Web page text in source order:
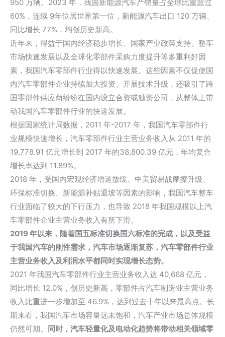
950 万辆。2023 年，我国新能源汽车产销量占全球比重超过
60%，连续 9年位居世界第一位，新能源汽车出口 120 万辆、
同比增长 77%，均创历史新高。
近年来，得益于国内经济稳步增长、国家产业政策支持、整车
市场快速发展以及全球化零部件采购力度提升等多重利好因
素，我国汽车零部件行业得以快速发展。这些因素不仅促使国
内汽车零部件企业持续加大投资、开展技术升级，还吸引了跨
国零部件供应商纷纷在国内设立合资或独资公司，从整体上带
动我国汽车零部件行业的快速发展。
根据国家统计局数据，2011 年-2017 年，我国汽车零部件行
业规模快速增长，汽车零部件行业主营业务收入从 2011 年的
19,778.91 亿元增长到 2017 年的38,800.39 亿元，年均复合
增长率达到 11.89%。
2018 年，受国内宏观经济增速放缓、中美贸易战摩擦升级、
环保标准切换、新能源补贴退坡等因素的影响，我国汽车整车
行业面临了较大的下行压力，也导致 2018 年我国规模以上汽
车零部件企业主营业务收入有所下滑。
2019 年以来，随着国五标准切换国六标准的完成，以及受益
于我国汽车的刚性需求，汽车市场逐渐复苏，汽车零部件行业
主营业务收入及利润水平都同时实现增长态势。
2021 年我国汽车零部件行业主营业务收入达 40,668 亿元，
同比增长 12.0%，创历史新高，零部件占汽车制造业主营业务
收入比重进一步增加至 46.9%，达到过去十年以来最高点。长
期来看，我国汽车市场容量远未饱和，汽车产业市场总体规模
仍然可期。
同时，汽车轻量化及电动化趋势将带动相关领域零